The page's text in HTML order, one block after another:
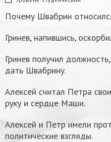
Почему Швабрин
Гринев, напившись,
Гринев получил
дать Швабрину.
Алексей считал Петра
руку и сердце Маши.
Алексей и Петр имели
политические взгляды.